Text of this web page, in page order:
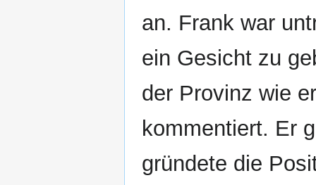
an. Frank war
ein Gesicht zu
der Provinz wie
kommentiert. Er
gründete die